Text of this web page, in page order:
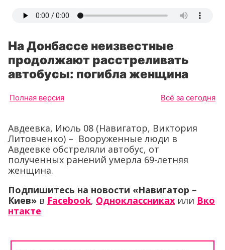
На Донбассе неизвестные
продолжают расстреливать
автобусы: погибла женщина
Полная версия Всё за сегодня
Авдеевка, Июль 08 (Навигатор, Виктория
Литовченко) – Вооруженные люди в
Авдеевке обстреляли автобус, от
полученных ранений умерла 69-летняя
женщина.
Подпишитесь на новости «Навигатор –
Киев» в Facebook, Одноклассниках или Вко
нтакте